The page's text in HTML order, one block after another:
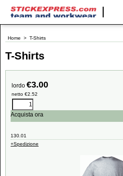
Home > T-Shirts
T-Shirts
lordo €3.00
netto €2.52
Acquista ora
130.01
+Spedizione